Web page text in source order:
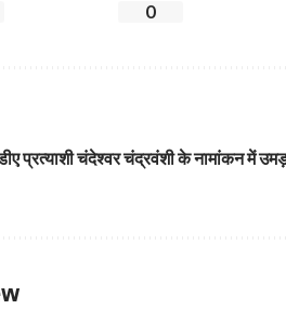
0
प्रत्याशी चंदेश्वर चंद्रवंशी के नामांकन में